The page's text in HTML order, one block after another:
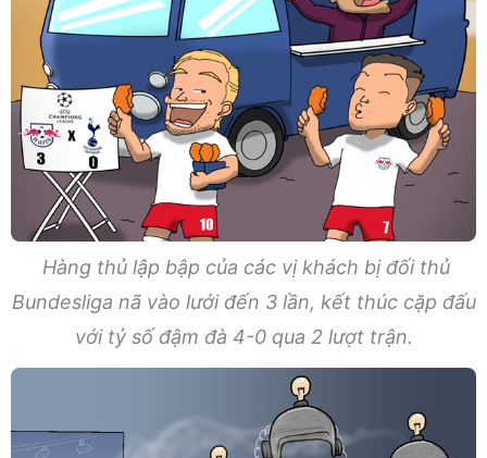
Hàng thủ lập bập của các vị khách bị đối thủ
Bundesliga nã vào lưới đến 3 lần, kết thúc cặp đấu
với tỷ số đậm đà 4-0 qua 2 lượt trận.